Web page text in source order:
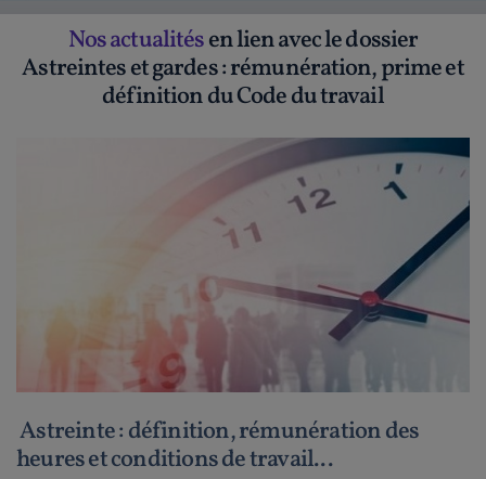
Nos actualitésen lien avec le dossier
Astreintes et gardes : rémunération, prime et
définition du Code du travail
Astreinte : définition, rémunération des
heures et conditions de travail...